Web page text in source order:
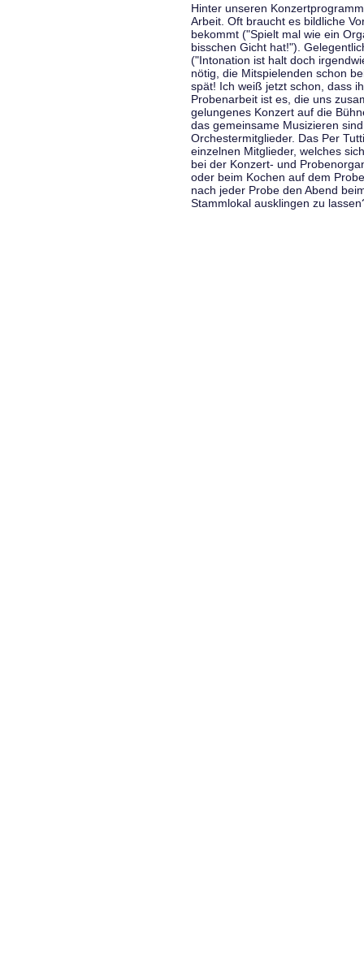
Hinter unseren
Arbeit. Oft braucht es bildliche
bekommt ("Spielt mal wie ein
bisschen Gicht hat!").
("Intonation ist halt doch
nötig, die Mitspielenden schon
spät! Ich weiß jetzt schon, dass
Probenarbeit ist es, die uns
gelungenes Konzert auf die
das gemeinsame Musizieren
Orchestermitglieder. Das Per
einzelnen Mitglieder, welches
bei der Konzert- und
oder beim Kochen auf dem
nach jeder Probe den Abend
Stammlokal ausklingen zu